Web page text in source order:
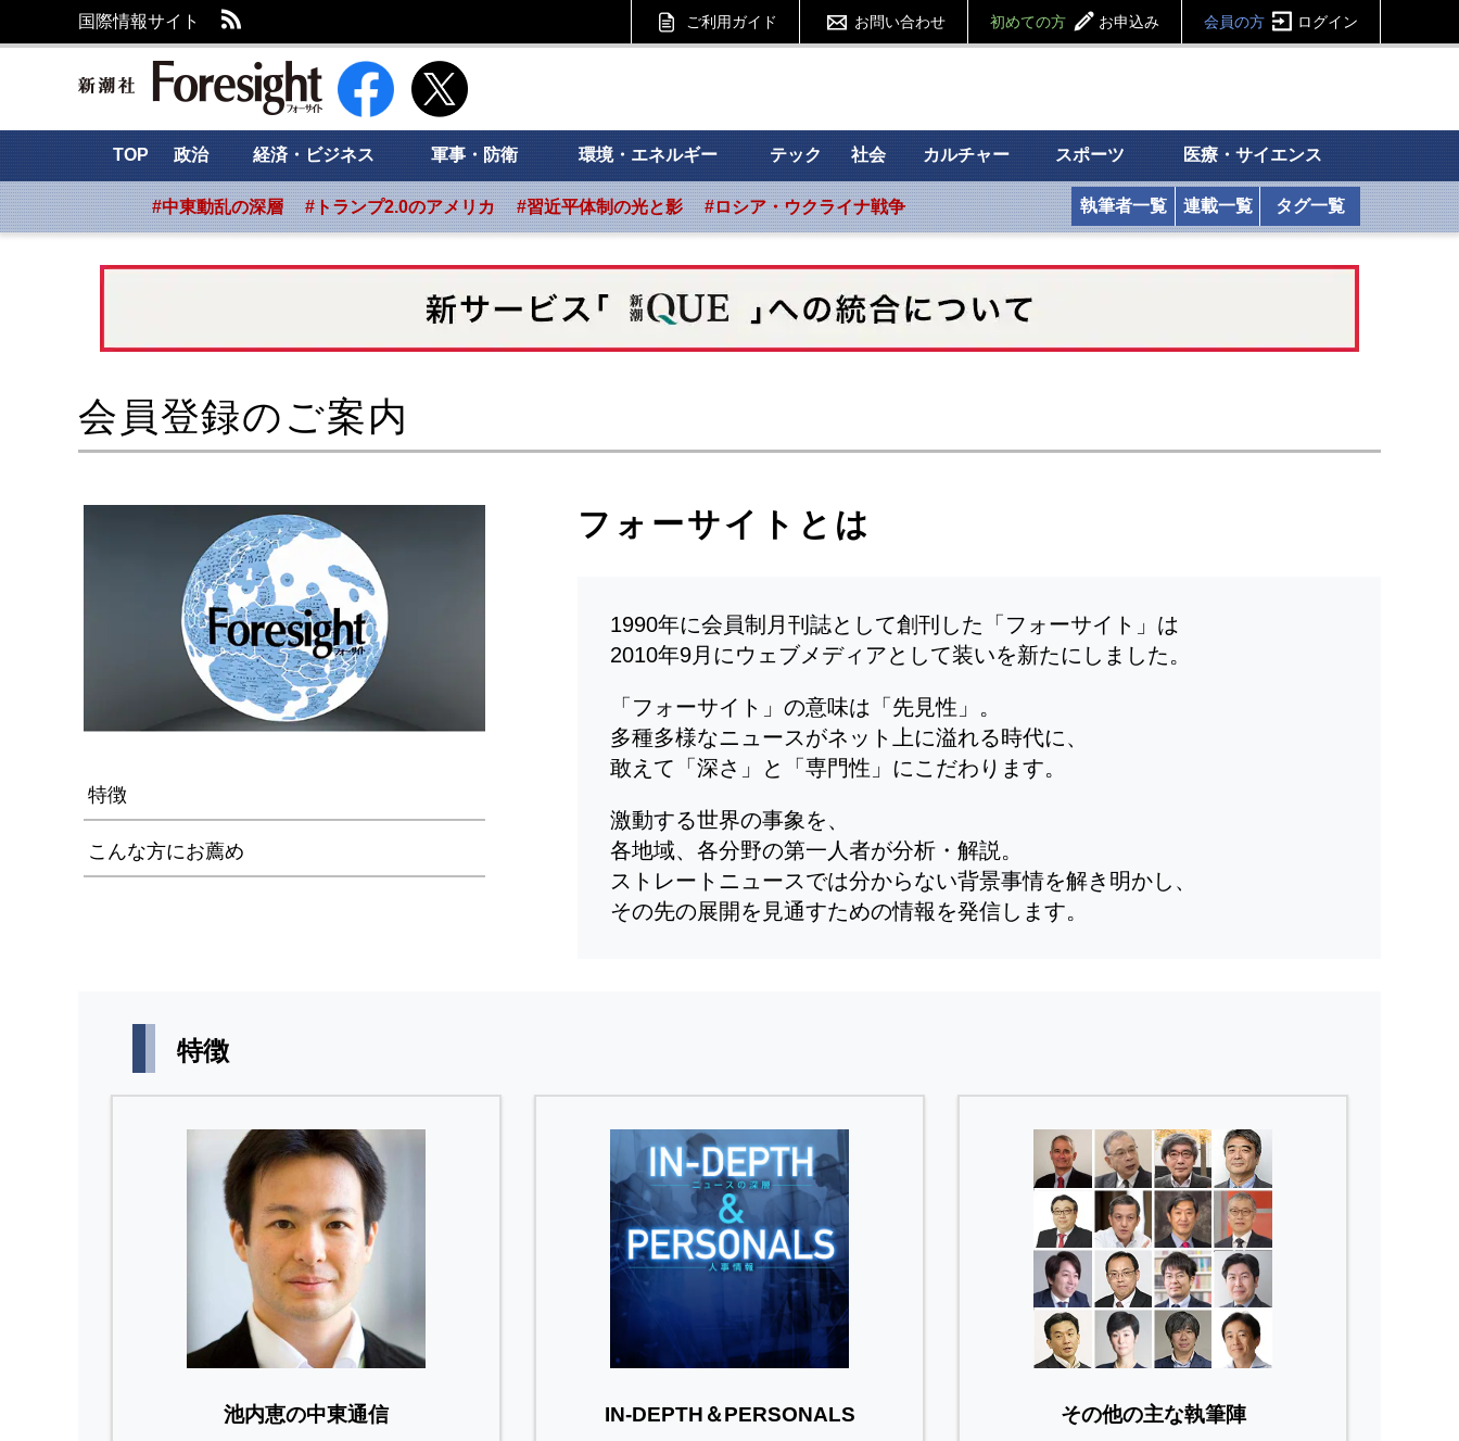
国際情報サイト ご利用ガイド お問い合わせ 初めての方 お申込み 会員の方 ログイン
新潮社 Foresight フォーサイト
TOP 政治 経済・ビジネス 軍事・防衛 環境・エネルギー テック 社会 カルチャー スポーツ 医療・サイエンス
#中東動乱の深層 #トランプ2.0のアメリカ #習近平体制の光と影 #ロシア・ウクライナ戦争 執筆者一覧 連載一覧 タグ一覧
会員登録のご案内
特徴
こんな方にお薦め
フォーサイトとは
1990年に会員制月刊誌として創刊した「フォーサイト」は
2010年9月にウェブメディアとして装いを新たにしました。
「フォーサイト」の意味は「先見性」。
多種多様なニュースがネット上に溢れる時代に、
敢えて「深さ」と「専門性」にこだわります。
激動する世界の事象を、
各地域、各分野の第一人者が分析・解説。
ストレートニュースでは分からない背景事情を解き明かし、
その先の展開を見通すための情報を発信します。
特徴
池内恵の中東通信 IN-DEPTH＆PERSONALS その他の主な執筆陣